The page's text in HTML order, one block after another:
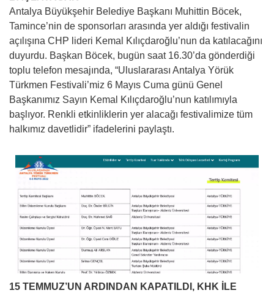
Antalya Büyükşehir Belediye Başkanı Muhittin Böcek,
Tamince’nin de sponsorları arasında yer aldığı festivalin
açılışına CHP lideri Kemal Kılıçdaroğlu’nun da katılacağını
duyurdu. Başkan Böcek, bugün saat 16.30’da gönderdiği
toplu telefon mesajında, “Uluslararası Antalya Yörük
Türkmen Festivali’miz 6 Mayıs Cuma günü Genel
Başkanımız Sayın Kemal Kılıçdaroğlu’nun katılımıyla
başlıyor. Renkli etkinliklerin yer alacağı festivalimize tüm
halkımız davetlidir” ifadelerini paylaştı.
15 TEMMUZ’UN ARDINDAN KAPATILDI, KHK İLE